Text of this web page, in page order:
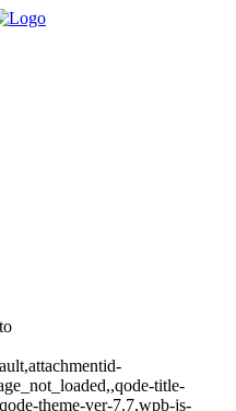
title-
theme-ver-7.7,wpb-js-